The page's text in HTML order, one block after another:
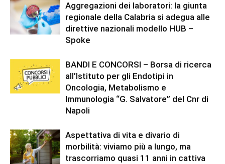
Aggregazioni dei laboratori: la giunta
regionale della Calabria si adegua alle
direttive nazionali modello HUB –
Spoke
BANDI E CONCORSI – Borsa di ricerca
all’Istituto per gli Endotipi in
Oncologia, Metabolismo e
Immunologia “G. Salvatore” del Cnr di
Napoli
Aspettativa di vita e divario di
morbilità: viviamo più a lungo, ma
trascorriamo quasi 11 anni in cattiva